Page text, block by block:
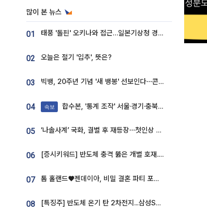
많이 본 뉴스
01 태풍 '돌핀' 오키나와 접근…일본기상청 경로 업데이트
02 오늘은 절기 '입추', 뜻은?
03 빅뱅, 20주년 기념 '새 뱅봉' 선보인다⋯콘서트 앞두고 팝업 개최
04 속보 합수본, '통계 조작' 서울·경기·충북 선관위 등 추가 압수수색
05 ‘나솔사계’ 국화, 결별 후 재등장⋯첫인상 투표 휩쓸고 ‘인기녀’ 등극
06 [증시키워드] 반도체 충격 뚫은 개별 호재...포스코퓨처엠·에코프로·한화솔루션 '눈길'
07 톰 홀랜드♥젠데이아, 비밀 결혼 파티 포착⋯호텔 대관비만 9억
08 [특징주] 반도체 온기 탄 2차전지...삼성SDI, 장 초반 7% 넘게 껑충